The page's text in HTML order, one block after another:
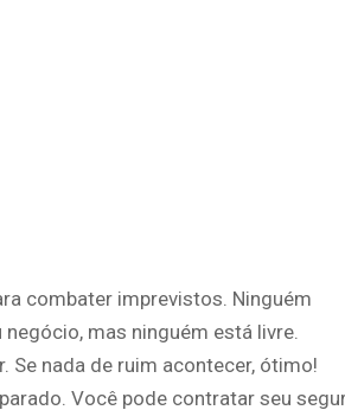
combater imprevistos. Ninguém
mas ninguém está livre.
Se nada de ruim acontecer, ótimo!
Você pode contratar seu